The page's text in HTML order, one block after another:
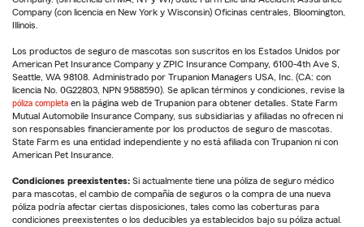
Company (con licencia en New York y Wisconsin) Oficinas centrales, Bloomington,
Illinois.
Los productos de seguro de mascotas son suscritos en los Estados Unidos por
American Pet Insurance Company y ZPIC Insurance Company, 6100-4th Ave S,
Seattle, WA 98108. Administrado por Trupanion Managers USA, Inc. (CA: con
licencia No. 0G22803, NPN 9588590). Se aplican términos y condiciones, revise la
póliza completa en la página web de Trupanion para obtener detalles. State Farm
Mutual Automobile Insurance Company, sus subsidiarias y afiliadas no ofrecen ni
son responsables financieramente por los productos de seguro de mascotas.
State Farm es una entidad independiente y no está afiliada con Trupanion ni con
American Pet Insurance.
Condiciones preexistentes: Si actualmente tiene una póliza de seguro médico
para mascotas, el cambio de compañía de seguros o la compra de una nueva
póliza podría afectar ciertas disposiciones, tales como las coberturas para
condiciones preexistentes o los deducibles ya establecidos bajo su póliza actual.